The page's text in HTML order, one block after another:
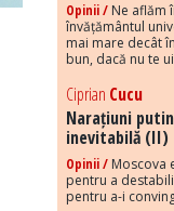
Opinii / Ne aflăm
învățământul
mai mare decât
bun, dacă nu te
Ciprian Cucu
Narațiuni
inevitabilă (II)
Opinii / Moscova
pentru a
pentru a-i